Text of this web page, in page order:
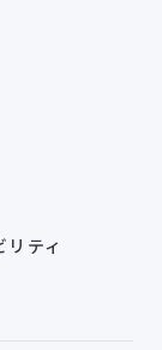
リティ